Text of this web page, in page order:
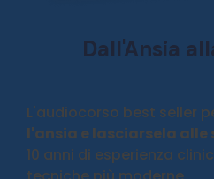
Dall'Ansia
L'audiocorso best seller
l'ansia e lasciarsela alle
10 anni di esperienza